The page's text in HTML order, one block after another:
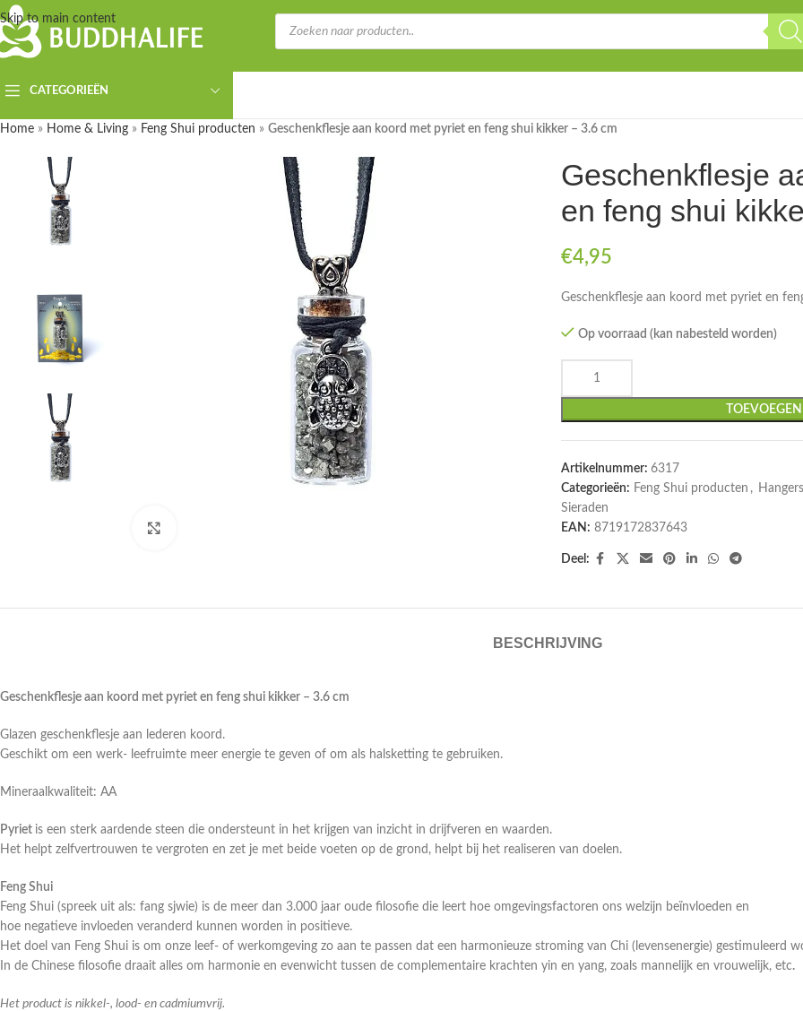
Skip to main content
CATEGORIEËN
Home » Home & Living » Feng Shui producten » Geschenkflesje aan koord met pyriet en feng shui kikker – 3.6 cm
Geschenkflesje
en feng shui
€4,95
Geschenkflesje aan koord met pyriet en
Op voorraad (kan nabesteld worden)
Artikelnummer: 6317
Categorieën: Feng Shui producten ,
Sieraden
EAN: 8719172837643
Deel:
BESCHRIJVING
Geschenkflesje aan koord met pyriet en feng shui kikker – 3.6 cm
Glazen geschenkflesje aan lederen koord.
Geschikt om een werk- leefruimte meer energie te geven of om als halsketting te gebruiken.
Mineraalkwaliteit: AA
Pyriet is een sterk aardende steen die ondersteunt in het krijgen van inzicht in drijfveren en waarden.
Het helpt zelfvertrouwen te vergroten en zet je met beide voeten op de grond, helpt bij het realiseren van doelen.
Feng Shui
Feng Shui (spreek uit als: fang sjwie) is de meer dan 3.000 jaar oude filosofie die leert hoe omgevingsfactoren ons welzijn beïnvloeden en
hoe negatieve invloeden veranderd kunnen worden in positieve.
Het doel van Feng Shui is om onze leef- of werkomgeving zo aan te passen dat een harmonieuze stroming van Chi (levensenergie) gestimuleerd
In de Chinese filosofie draait alles om harmonie en evenwicht tussen de complementaire krachten yin en yang, zoals mannelijk en vrouwelijk, etc.
Het product is nikkel-, lood- en cadmiumvrij.